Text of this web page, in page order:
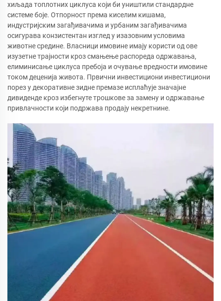
хиљада топлотних циклуса који би уништили стандардне
системе боје. Отпорност према киселим кишама,
индустријским загађивачима и урбаним загађивачима
осигурава конзистентан изглед у изазовним условима
животне средине. Власници имовине имају користи од ове
изузетне трајности кроз смањење распореда одржавања,
елиминисање циклуса пребоја и очување вредности имовине
током деценија живота. Првични инвестициони инвестициони
порез у декоративне зидне премазе исплаћује значајне
дивиденде кроз избегнуте трошкове за замену и одржавање
привлачности који подржава продају некретнине.